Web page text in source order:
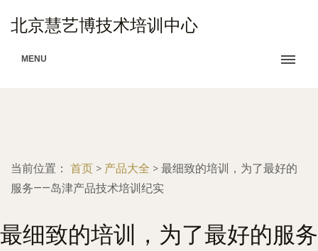
北京慧艺博技术培训中心
MENU
当前位置： 首页 > 产品大全 > 最细致的培训，为了最好的
服务——岛津产品技术培训纪实
最细致的培训，为了最好的服务